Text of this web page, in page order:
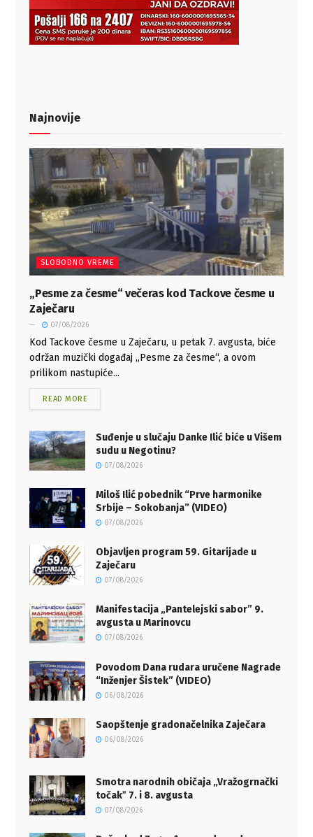
Najnovije
SLOBODNO VREME
„Pesme za česme“ večeras kod Tackove česme u
Zaječaru
07/08/2026
Kod Tackove česme u Zaječaru, u petak 7. avgusta, biće
održan muzički događaj „Pesme za česme“, a ovom
prilikom nastupiće...
READ MORE
Suđenje u slučaju Danke Ilić biće u Višem
sudu u Negotinu?
07/08/2026
Miloš Ilić pobednik “Prve harmonike
Srbije – Sokobanja” (VIDEO)
07/08/2026
Objavljen program 59. Gitarijade u
Zaječaru
07/08/2026
Manifestacija „Pantelejski sabor” 9.
avgusta u Marinovcu
07/08/2026
Povodom Dana rudara uručene Nagrade
“Inženjer Šistek” (VIDEO)
06/08/2026
Saopštenje gradonačelnika Zaječara
06/08/2026
Smotra narodnih običaja „Vražogrnački
točakˮ 7. i 8. avgusta
07/08/2026